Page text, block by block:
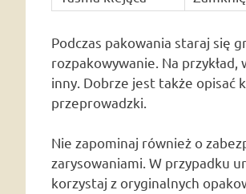
Podczas pakowania staraj się
rozpakowywanie. Na
inny. Dobrze jest także opisać
przeprowadzki.
Nie zapominaj również o
zarysowaniami. W przypadku
korzystaj z oryginalnych